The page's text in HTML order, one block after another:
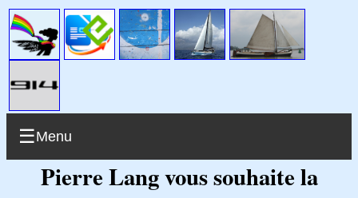
Menu
Pierre Lang vous souhaite la